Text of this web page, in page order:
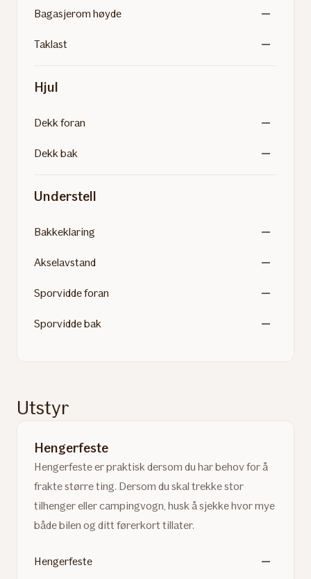
Bagasjerom høyde
Taklast
Hjul
Dekk foran
Dekk bak
Understell
Bakkeklaring
Akselavstand
Sporvidde foran
Sporvidde bak
Utstyr
Hengerfeste
Hengerfeste er praktisk dersom du har behov for å
frakte større ting. Dersom du skal trekke stor
tilhenger eller campingvogn, husk å sjekke hvor mye
både bilen og ditt førerkort tillater.
Hengerfeste